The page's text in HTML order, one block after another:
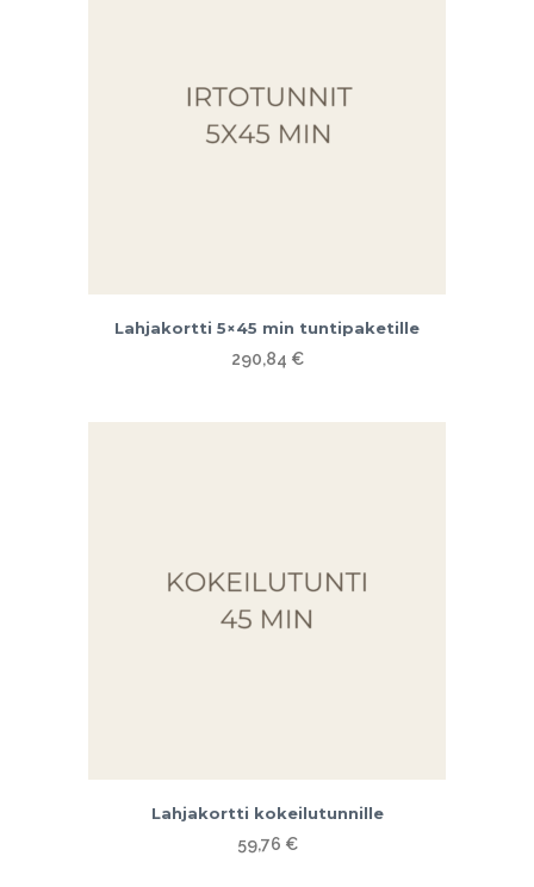
Lahjakortti 5×45 min tuntipaketille
290,84 €
Lahjakortti kokeilutunnille
59,76 €